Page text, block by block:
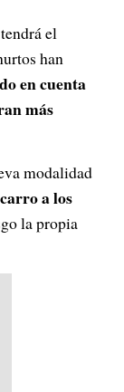
el
han
en cuenta
más
modalidad
a los
la propia